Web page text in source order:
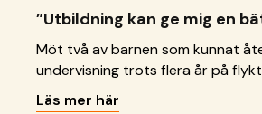
”Utbildning kan ge mig en
Möt två av barnen som kunnat
undervisning trots flera år på flykt
Läs mer här